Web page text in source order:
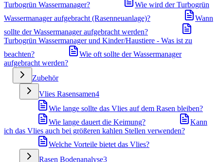
Turbogrün Wassermanager?
Wie wird der Turbogrün
Wassermanager aufgebracht (Rasenneuanlage)?
Wann
sollte der Wassermanager aufgebracht werden?
Turbogrün Wassermanager und Kinder/Haustiere - Was ist zu
beachten?
Wie oft sollte der Wassermanager
aufgebracht werden?
Zubehör
Vlies Rasensamen4
Wie lange sollte das Vlies auf dem Rasen bleiben?
Wie lange dauert die Keimung?
Kann
ich das Vlies auch bei größeren kahlen Stellen verwenden?
Welche Vorteile bietet das Vlies?
Rasen Bodenanalyse3